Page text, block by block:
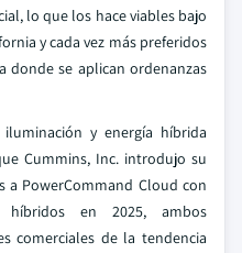
lo que los hace viables bajo
y cada vez más preferidos
donde se aplican ordenanzas
y energía híbrida
Cummins, Inc. introdujo su
a PowerCommand Cloud con
híbridos en 2025, ambos
comerciales de la tendencia